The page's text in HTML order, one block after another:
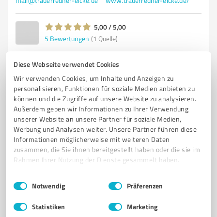
Diese Webseite verwendet Cookies
Wir verwenden Cookies, um Inhalte und Anzeigen zu
personalisieren, Funktionen für soziale Medien anbieten zu
können und die Zugriffe auf unsere Website zu analysieren.
Außerdem geben wir Informationen zu Ihrer Verwendung
unserer Website an unsere Partner für soziale Medien,
Werbung und Analysen weiter. Unsere Partner führen diese
Informationen möglicherweise mit weiteren Daten
zusammen, die Sie ihnen bereitgestellt haben oder die sie im
Rahmen Ihrer Nutzung der Dienste gesammelt haben.
Impressum Datenschutzbestimmungen
Einwilligungsauswahl
Notwendig Präferenzen
Statistiken Marketing
5,00 / 5,00
5 Bewertungen (1 Quelle)
5 Beratung
Simone Borgward, Coaching &
Stressmanagement
Professionelles Coaching und Stressmanagement für
Unternehmen und Privatpersonen
COACHING STRESSMANAGEMENT BURNOUT-PRÄVENTION
MITARBEITERENTWICKLUNG PSYCHISCHE GESUNDHEIT
INDIVIDUELLE BEGLEITUNG BAD OLDESLOE